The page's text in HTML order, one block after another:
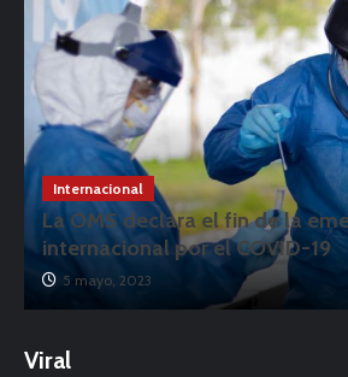
Internacional
La OMS declara el fin de la
internacional por el COVID-19
5 mayo, 2023
Viral